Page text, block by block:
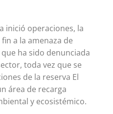
inició operaciones, la
a la amenaza de
ha sido denunciada
toda vez que se
de la reserva El
área de recarga
y ecosistémico.